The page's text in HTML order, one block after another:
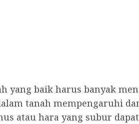
yang baik harus banyak
tanah mempengaruhi
atau hara yang subur